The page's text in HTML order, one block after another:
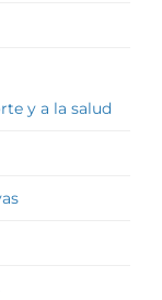
y a la salud